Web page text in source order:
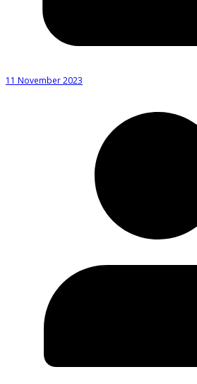
11 November 2023